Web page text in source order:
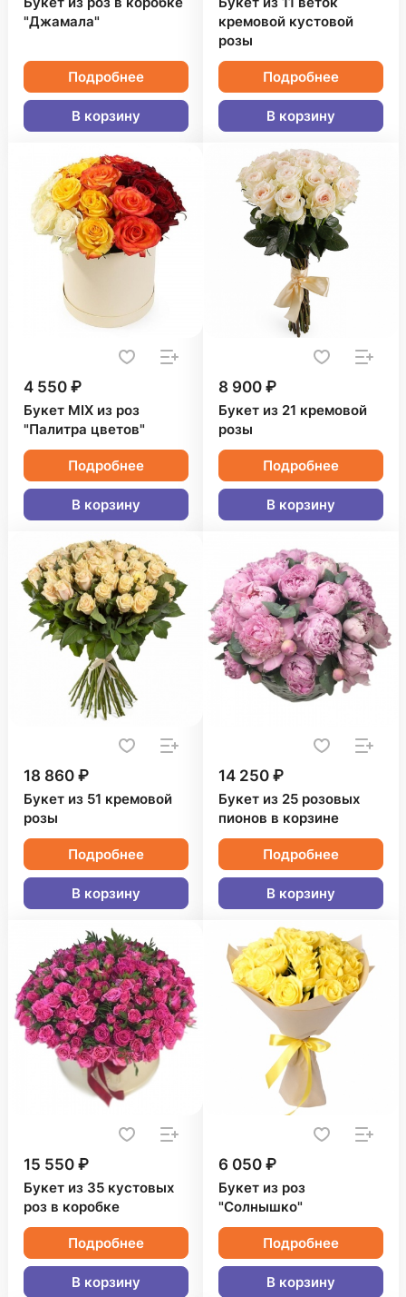
"Джамала"
Подробнее
В корзину
кремовой кустовой
розы
Подробнее
В корзину
4 550 ₽
Букет MIX из роз
"Палитра цветов"
Подробнее
В корзину
8 900 ₽
Букет из 21 кремовой
розы
Подробнее
В корзину
18 860 ₽
Букет из 51 кремовой
розы
Подробнее
В корзину
14 250 ₽
Букет из 25 розовых
пионов в корзине
Подробнее
В корзину
15 550 ₽
Букет из 35 кустовых
роз в коробке
Подробнее
В корзину
6 050 ₽
Букет из роз
"Солнышко"
Подробнее
В корзину